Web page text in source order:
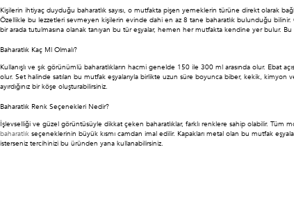
Kişilerin ihtiyaç duyduğu baharatlık sayısı, o mutfakta pişen yemeklerin türüne direkt olarak
Özellikle bu lezzetleri sevmeyen kişilerin evinde dahi en az 8 tane baharatlık bulunduğu bilinir.
bir arada tutulmasına olanak tanıyan bu tür eşyalar, hemen her mutfakta kendine yer bulur. Bu
Baharatlık Kaç Ml Olmalı?
Kullanışlı ve şık görünümlü baharatlıkların hacmi genelde 150 ile 300 ml arasında olur. Ebat
olur. Set halinde satılan bu mutfak eşyalarıyla birlikte uzun süre boyunca biber, kekik, kimyon
ayırdığınız bir köşe oluşturabilirsiniz.
Baharatlık Renk Seçenekleri Nedir?
İşlevselliği ve güzel görüntüsüyle dikkat çeken baharatlıklar, farklı renklere sahip olabilir. Tüm
baharatlık seçeneklerinin büyük kısmı camdan imal edilir. Kapakları metal olan bu mutfak
isterseniz tercihinizi bu üründen yana kullanabilirsiniz.